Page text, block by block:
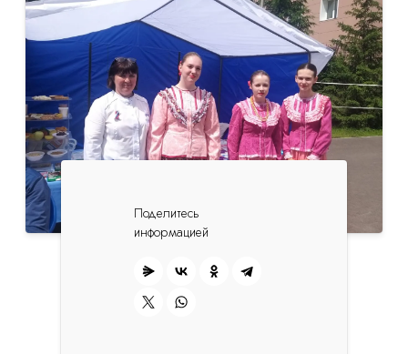
Поделитесь
информацией